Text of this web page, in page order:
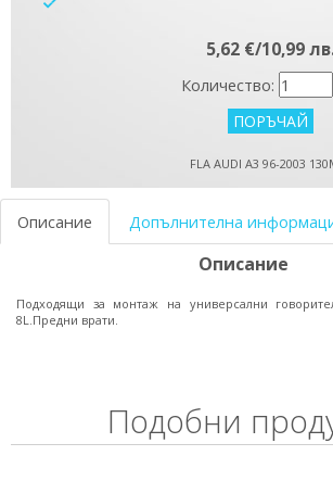
5,62 €/10,99
Количество:
FLA AUDI A3 96-2003
Описание Допълнителна
Описание
Подходящи за монтаж на универсални
8L.Предни врати.
Подобни